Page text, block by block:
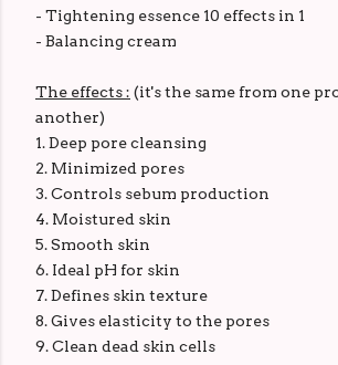
- Tightening essence 10 effects in 1
- Balancing cream
The effects : (it's the same from one
another)
1. Deep pore cleansing
2. Minimized pores
3. Controls sebum production
4. Moistured skin
5. Smooth skin
6. Ideal pH for skin
7. Defines skin texture
8. Gives elasticity to the pores
9. Clean dead skin cells